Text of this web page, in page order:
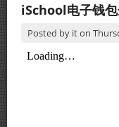
iSchool电子钱
Posted by iton